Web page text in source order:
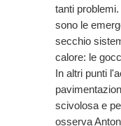
tanti
sono le
secchio
calore: le
In altri punti
scivolosa e
osserva